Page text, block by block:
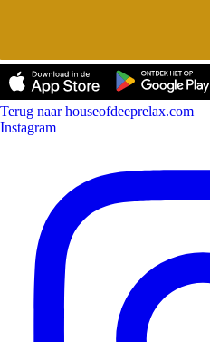
Terug naar houseofdeeprelax.com
Instagram